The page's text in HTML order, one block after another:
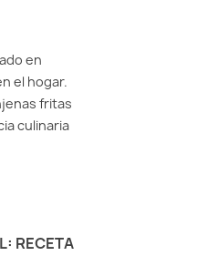
en
el hogar.
fritas
culinaria
RECETA